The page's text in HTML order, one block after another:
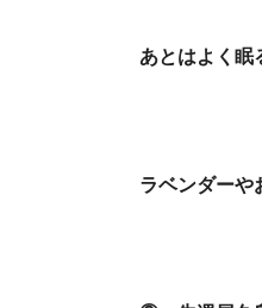
あとはよく眠
ラベンダーや